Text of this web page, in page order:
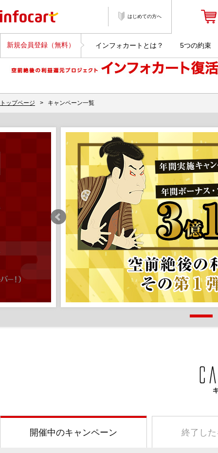
はじめての方へ
新規会員登録（無料） インフォカートとは？ 5つの約束
トップページ > キャンペーン一覧
開催中のキャンペーン 終了し